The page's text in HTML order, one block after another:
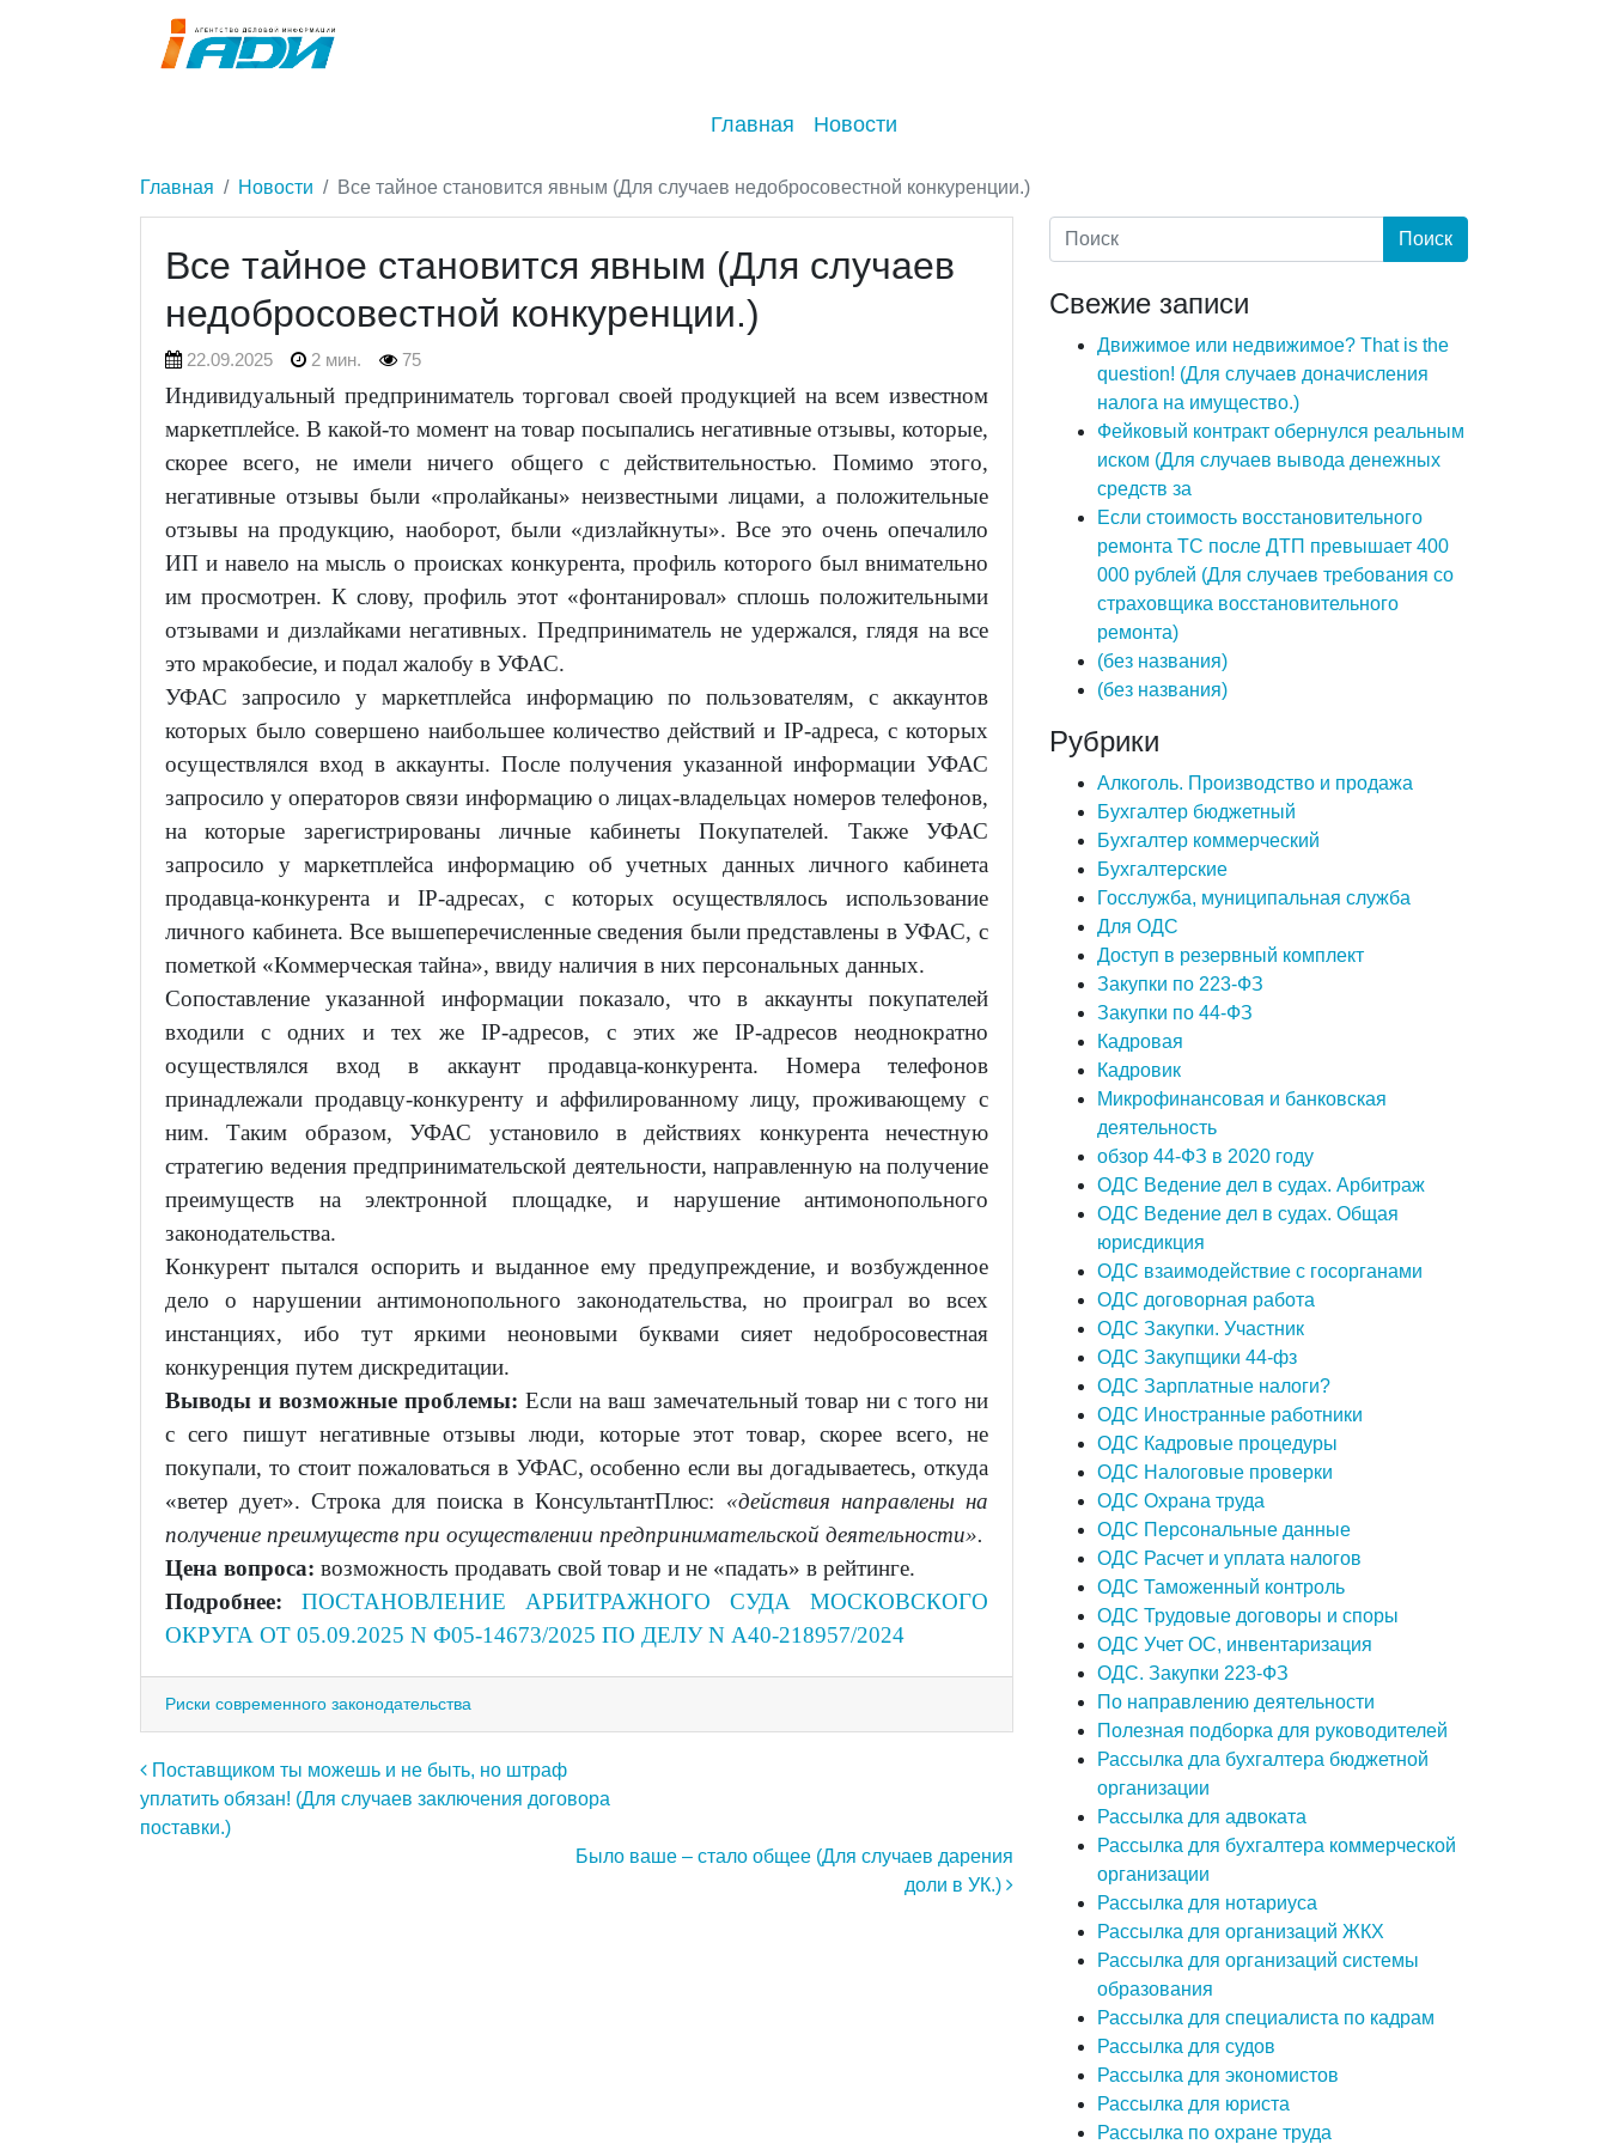
Главная Новости
Главная Новости Все тайное становится явным (Для случаев недобросовестной конкуренции.)
Все тайное становится явным (Для случаев
недобросовестной конкуренции.)
22.09.2025 2 мин. 75
Индивидуальный предприниматель торговал своей продукцией на всем известном
маркетплейсе. В какой-то момент на товар посыпались негативные отзывы, которые,
скорее всего, не имели ничего общего с действительностью. Помимо этого,
негативные отзывы были «пролайканы» неизвестными лицами, а положительные
отзывы на продукцию, наоборот, были «дизлайкнуты». Все это очень опечалило
ИП и навело на мысль о происках конкурента, профиль которого был внимательно
им просмотрен. К слову, профиль этот «фонтанировал» сплошь положительными
отзывами и дизлайками негативных. Предприниматель не удержался, глядя на все
это мракобесие, и подал жалобу в УФАС.
УФАС запросило у маркетплейса информацию по пользователям, с аккаунтов
которых было совершено наибольшее количество действий и IP-адреса, с которых
осуществлялся вход в аккаунты. После получения указанной информации УФАС
запросило у операторов связи информацию о лицах-владельцах номеров телефонов,
на которые зарегистрированы личные кабинеты Покупателей. Также УФАС
запросило у маркетплейса информацию об учетных данных личного кабинета
продавца-конкурента и IP-адресах, с которых осуществлялось использование
личного кабинета. Все вышеперечисленные сведения были представлены в УФАС, с
пометкой «Коммерческая тайна», ввиду наличия в них персональных данных.
Сопоставление указанной информации показало, что в аккаунты покупателей
входили с одних и тех же IP-адресов, с этих же IP-адресов неоднократно
осуществлялся вход в аккаунт продавца-конкурента. Номера телефонов
принадлежали продавцу-конкуренту и аффилированному лицу, проживающему с
ним. Таким образом, УФАС установило в действиях конкурента нечестную
стратегию ведения предпринимательской деятельности, направленную на получение
преимуществ на электронной площадке, и нарушение антимонопольного
законодательства.
Конкурент пытался оспорить и выданное ему предупреждение, и возбужденное
дело о нарушении антимонопольного законодательства, но проиграл во всех
инстанциях, ибо тут яркими неоновыми буквами сияет недобросовестная
конкуренция путем дискредитации.
Выводы и возможные проблемы: Если на ваш замечательный товар ни с того ни
с сего пишут негативные отзывы люди, которые этот товар, скорее всего, не
покупали, то стоит пожаловаться в УФАС, особенно если вы догадываетесь, откуда
«ветер дует». Строка для поиска в КонсультантПлюс: «действия направлены на
получение преимуществ при осуществлении предпринимательской деятельности».
Цена вопроса: возможность продавать свой товар и не «падать» в рейтинге.
Подробнее: ПОСТАНОВЛЕНИЕ АРБИТРАЖНОГО СУДА МОСКОВСКОГО
ОКРУГА ОТ 05.09.2025 N Ф05-14673/2025 ПО ДЕЛУ N А40-218957/2024
Риски современного законодательства
Навигация по записям
Поставщиком ты можешь и не быть, но штраф
уплатить обязан! (Для случаев заключения договора
поставки.)
Было ваше – стало общее (Для случаев дарения
доли в УК.)
Свежие записи
Движимое или недвижимое? That is the
question! (Для случаев доначисления
налога на имущество.)
Фейковый контракт обернулся реальным
иском (Для случаев вывода денежных
средств за
Если стоимость восстановительного
ремонта ТС после ДТП превышает 400
000 рублей (Для случаев требования со
страховщика восстановительного
ремонта)
(без названия)
(без названия)
Рубрики
Алкоголь. Производство и продажа
Бухгалтер бюджетный
Бухгалтер коммерческий
Бухгалтерские
Госслужба, муниципальная служба
Для ОДС
Доступ в резервный комплект
Закупки по 223-ФЗ
Закупки по 44-ФЗ
Кадровая
Кадровик
Микрофинансовая и банковская
деятельность
обзор 44-ФЗ в 2020 году
ОДС Ведение дел в судах. Арбитраж
ОДС Ведение дел в судах. Общая
юрисдикция
ОДС взаимодействие с госорганами
ОДС договорная работа
ОДС Закупки. Участник
ОДС Закупщики 44-фз
ОДС Зарплатные налоги?
ОДС Иностранные работники
ОДС Кадровые процедуры
ОДС Налоговые проверки
ОДС Охрана труда
ОДС Персональные данные
ОДС Расчет и уплата налогов
ОДС Таможенный контроль
ОДС Трудовые договоры и споры
ОДС Учет ОС, инвентаризация
ОДС. Закупки 223-ФЗ
По направлению деятельности
Полезная подборка для руководителей
Рассылка дла бухгалтера бюджетной
организации
Рассылка для адвоката
Рассылка для бухгалтера коммерческой
организации
Рассылка для нотариуса
Рассылка для организаций ЖКХ
Рассылка для организаций системы
образования
Рассылка для специалиста по кадрам
Рассылка для судов
Рассылка для экономистов
Рассылка для юриста
Рассылка по охране труда